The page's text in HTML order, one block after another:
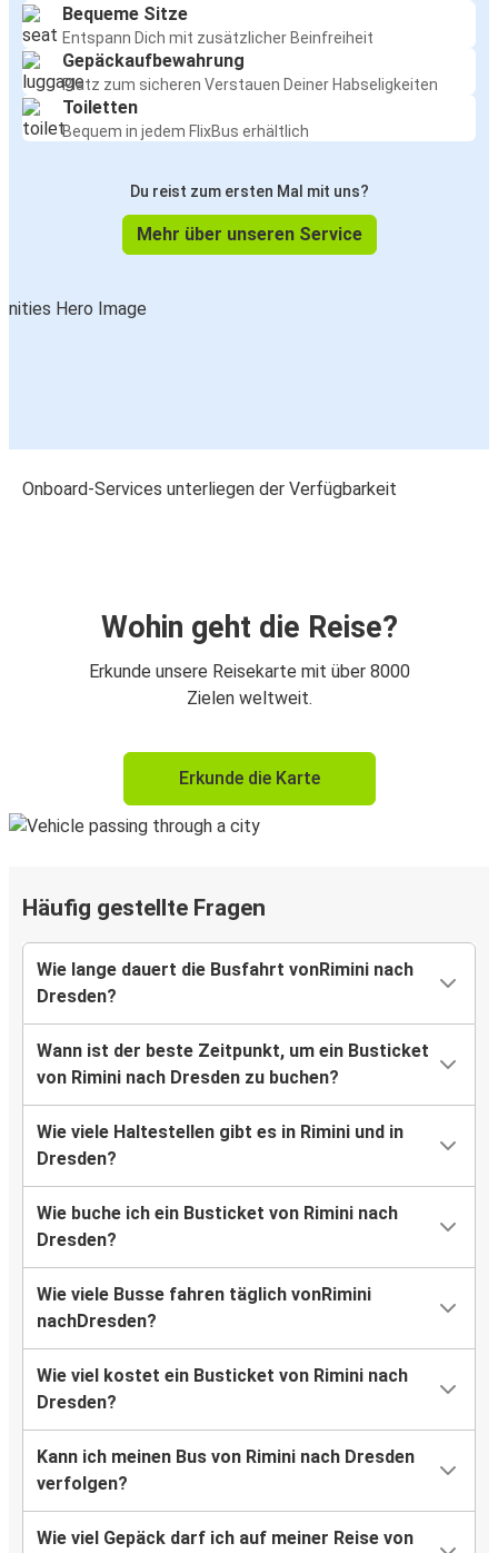
Bequeme Sitze
Entspann Dich mit zusätzlicher Beinfreiheit
Gepäckaufbewahrung
Platz zum sicheren Verstauen Deiner Habseligkeiten
Toiletten
Bequem in jedem FlixBus erhältlich
Du reist zum ersten Mal mit uns?
Mehr über unseren Service
Onboard-Services unterliegen der Verfügbarkeit
Wohin geht die Reise?
Erkunde unsere Reisekarte mit über 8000
Zielen weltweit.
Erkunde die Karte
Häufig gestellte Fragen
Wie lange dauert die Busfahrt vonRimini nach
Dresden?
Wann ist der beste Zeitpunkt, um ein Busticket
von Rimini nach Dresden zu buchen?
Wie viele Haltestellen gibt es in Rimini und in
Dresden?
Wie buche ich ein Busticket von Rimini nach
Dresden?
Wie viele Busse fahren täglich vonRimini
nachDresden?
Wie viel kostet ein Busticket von Rimini nach
Dresden?
Kann ich meinen Bus von Rimini nach Dresden
verfolgen?
Wie viel Gepäck darf ich auf meiner Reise von